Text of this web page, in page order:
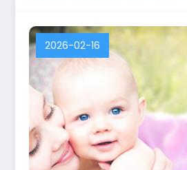
2026-02-16